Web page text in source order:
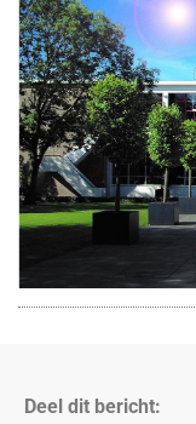
Deel dit bericht: